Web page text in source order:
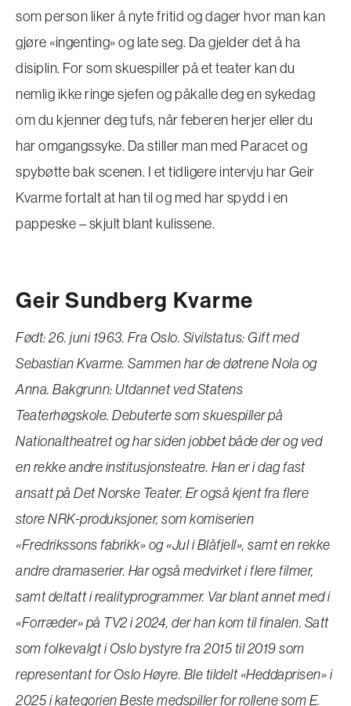
som person liker å nyte fritid og dager hvor man kan
gjøre «ingenting» og late seg. Da gjelder det å ha
disiplin. For som skuespiller på et teater kan du
nemlig ikke ringe sjefen og påkalle deg en sykedag
om du kjenner deg tufs, når feberen herjer eller du
har omgangssyke. Da stiller man med Paracet og
spybøtte bak scenen. I et tidligere intervju har Geir
Kvarme fortalt at han til og med har spydd i en
pappeske – skjult blant kulissene.
Geir Sundberg Kvarme
Født: 26. juni 1963. Fra Oslo. Sivilstatus: Gift med
Sebastian Kvarme. Sammen har de døtrene Nola og
Anna. Bakgrunn: Utdannet ved Statens
Teaterhøgskole. Debuterte som skuespiller på
Nationaltheatret og har siden jobbet både der og ved
en rekke andre institusjonsteatre. Han er i dag fast
ansatt på Det Norske Teater. Er også kjent fra flere
store NRK-produksjoner, som komiserien
«Fredrikssons fabrikk» og «Jul i Blåfjell», samt en rekke
andre dramaserier. Har også medvirket i flere filmer,
samt deltatt i realityprogrammer. Var blant annet med i
«Forræder» på TV2 i 2024, der han kom til finalen. Satt
som folkevalgt i Oslo bystyre fra 2015 til 2019 som
representant for Oslo Høyre. Ble tildelt «Heddaprisen» i
2025 i kategorien Beste medspiller for rollene som E.